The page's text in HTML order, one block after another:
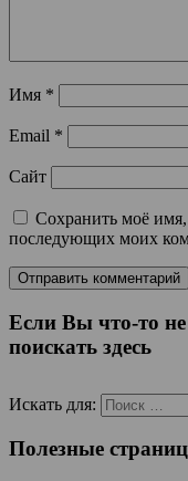
Имя *
Email *
Сайт
Сохранить моё имя,
последующих моих
Если Вы что-то
поискать здесь
Искать для:
Полезные